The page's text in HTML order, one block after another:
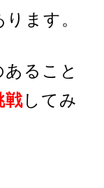
ます。
ること
戦してみ